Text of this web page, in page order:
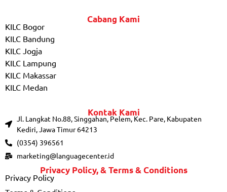
Cabang Kami
KILC Bogor
KILC Bandung
KILC Jogja
KILC Lampung
KILC Makassar
KILC Medan
Kontak Kami
Jl. Langkat No.88, Singgahan, Pelem, Kec. Pare, Kabupaten
Kediri, Jawa Timur 64213
(0354) 396561
marketing@languagecenter.id
Privacy Policy, & Terms & Conditions
Privacy Policy